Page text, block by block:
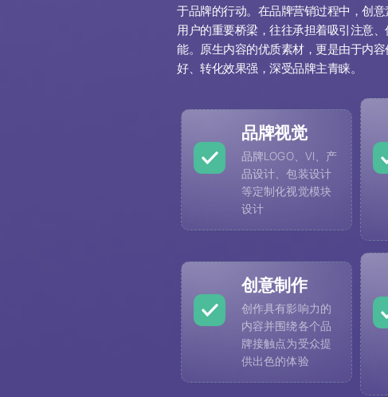
于品牌的行动。在品牌营销过程中，创
用户的重要桥梁，往往承担着吸引注意
能。原生内容的优质素材，更是由于内
好、转化效果强，深受品牌主青睐。
品牌视觉
品牌LOGO、VI、产
品设计、包装设计
等定制化视觉模块
设计
创意制作
创作具有影响力的
内容并围绕各个品
牌接触点为受众提
供出色的体验